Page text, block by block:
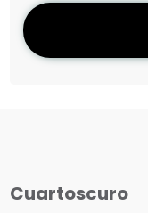
Cuartoscuro